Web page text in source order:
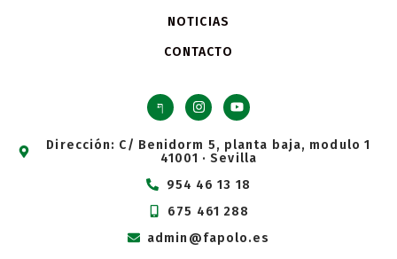
NOTICIAS
CONTACTO
Dirección: C/ Benidorm 5, planta baja, modulo 1
41001 · Sevilla
954 46 13 18
675 461 288
admin@fapolo.es